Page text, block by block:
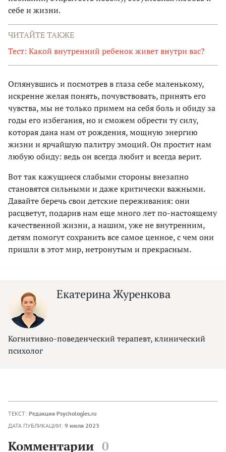
себе и жизни.
ЧИТАЙТЕ ТАКЖЕ
Тест: Какой внутренний ребенок живет внутри вас?
Оглянувшись и посмотрев в глаза себе маленькому,
искренне желая понять, почувствовать, принять его
чувства, мы не только примем на себя боль и обиду за
годы его избегания, но и сможем обрести ту силу,
которая дана нам от рождения, мощную энергию
жизни и ярчайшую палитру эмоций. Он простит нам
любую обиду: ведь он всегда любит и всегда верит.
Вот так кажущиеся слабыми стороны внезапно
становятся сильными и даже критически важными.
Давайте беречь свои детские переживания: они
расцветут, подарив нам еще много лет по-настоящему
качественной жизни, а нашим, уже не внутренним,
детям помогут сохранить все самое ценное, с чем они
пришли в этот мир, нетронутым и прекрасным.
Екатерина Журенкова
Когнитивно-поведенческий терапевт, клинический
психолог
ТЕКСТ: Редакция Psychologies.ru
ДАТА ПУБЛИКАЦИИ: 9 июля 2023
Комментарии 0